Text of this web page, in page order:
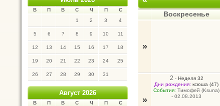
В П В С Ч П
С
1
2 3 4
5 6 7 8 9 10 11
12 13 14 15 16 17 18
19 20 21 22 23 24 25
26 27 28 29 30 31
Август 2026
В П В С Ч П
С
Воскресенье
»
»
2 - Неделя 32
Дни рождения: ксюша (47)
События: Тимофей (Ksuna)
- 02.08.2013